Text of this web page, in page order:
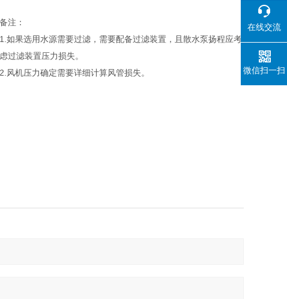
备注：
1.如果选用水源需要过滤，需要配备过滤装置，且散水泵扬程应考
虑过滤装置压力损失。
2.风机压力确定需要详细计算风管损失。
在线交流
微信扫一扫